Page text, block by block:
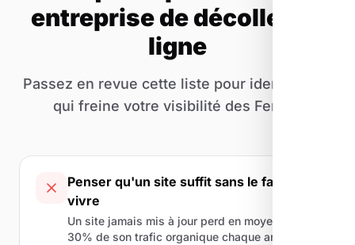
entreprise de décoller en
ligne
Passez en revue cette liste pour identifier ce
qui freine votre visibilité des Ferres.
Penser qu'un site suffit sans le faire
vivre
Un site jamais mis à jour perd en moyenne
30% de son trafic organique chaque année. Le